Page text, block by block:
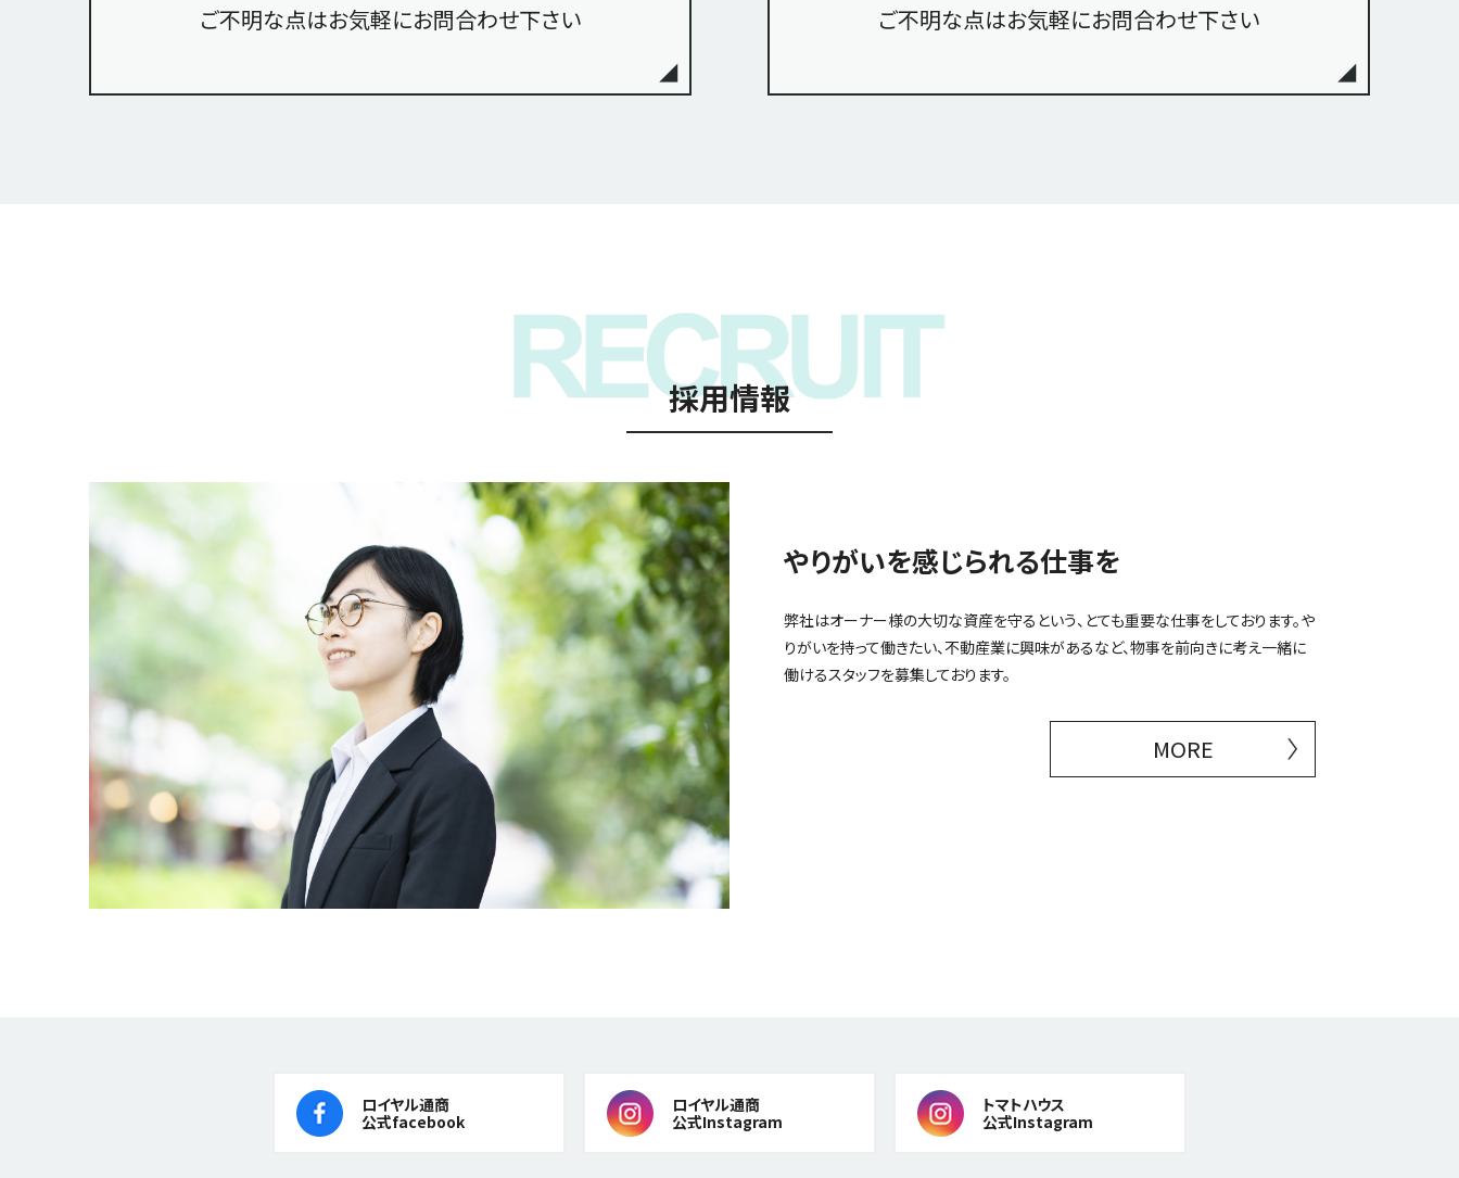
ご不明な点はお気軽にお問合わせ下さい ご不明な点はお気軽にお問合わせ下さい
採用情報
やりがいを感じられる仕事を
弊社はオーナー様の大切な資産を守るという、とても重要な仕事をしております。や
りがいを持って働きたい、不動産業に興味があるなど、物事を前向きに考え一緒に
働けるスタッフを募集しております。
MORE
ロイヤル通商
公式facebook
ロイヤル通商
公式Instagram
トマトハウス
公式Instagram